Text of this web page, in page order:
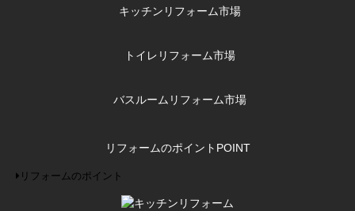
キッチンリフォーム市場
トイレリフォーム市場
バスルームリフォーム市場
リフォームのポイント POINT
リフォームのポイント